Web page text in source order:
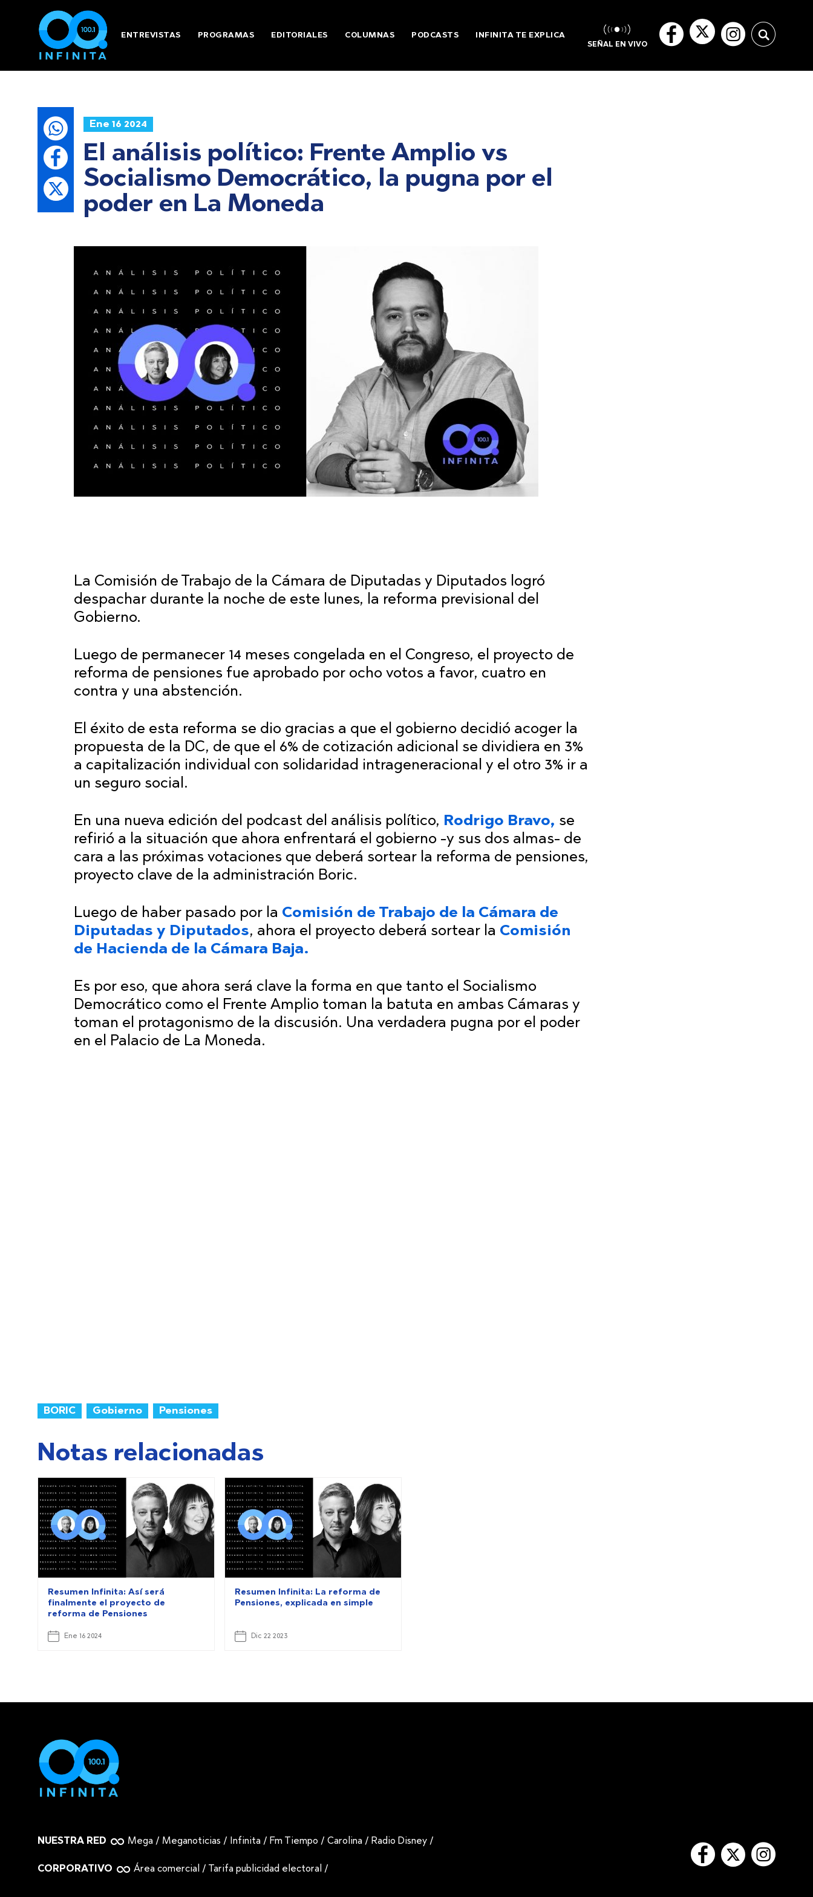
ENTREVISTAS PROGRAMAS EDITORIALES COLUMNAS PODCASTS INFINITA TE EXPLICA
SEÑAL EN VIVO
Ene 16 2024
El análisis político: Frente Amplio vs
Socialismo Democrático, la pugna por el
poder en La Moneda
La Comisión de Trabajo de la Cámara de Diputadas y Diputados logró
despachar durante la noche de este lunes, la reforma previsional del
Gobierno.
Luego de permanecer 14 meses congelada en el Congreso, el proyecto de
reforma de pensiones fue aprobado por ocho votos a favor, cuatro en
contra y una abstención.
El éxito de esta reforma se dio gracias a que el gobierno decidió acoger la
propuesta de la DC, de que el 6% de cotización adicional se dividiera en 3%
a capitalización individual con solidaridad intrageneracional y el otro 3% ir a
un seguro social.
En una nueva edición del podcast del análisis político, Rodrigo Bravo, se
refirió a la situación que ahora enfrentará el gobierno -y sus dos almas- de
cara a las próximas votaciones que deberá sortear la reforma de pensiones,
proyecto clave de la administración Boric.
Luego de haber pasado por la Comisión de Trabajo de la Cámara de
Diputadas y Diputados, ahora el proyecto deberá sortear la Comisión
de Hacienda de la Cámara Baja.
Es por eso, que ahora será clave la forma en que tanto el Socialismo
Democrático como el Frente Amplio toman la batuta en ambas Cámaras y
toman el protagonismo de la discusión. Una verdadera pugna por el poder
en el Palacio de La Moneda.
BORIC Gobierno Pensiones
Notas relacionadas
Resumen Infinita: Así será
finalmente el proyecto de
reforma de Pensiones
Ene 16 2024
Resumen Infinita: La reforma de
Pensiones, explicada en simple
Dic 22 2023
NUESTRA RED Mega / Meganoticias / Infinita / Fm Tiempo /Carolina / Radio Disney /
CORPORATIVO Área comercial / Tarifa publicidad electoral /